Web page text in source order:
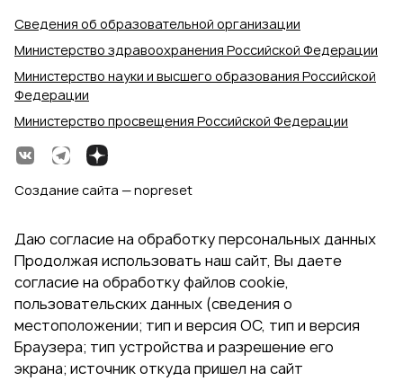
Сведения об образовательной организации
Министерство здравоохранения Российской Федерации
Министерство науки и высшего образования Российской
Федерации
Министерство просвещения Российской Федерации
Создание сайта — nopreset
Даю согласие на обработку персональных данных
Продолжая использовать наш сайт, Вы даете
согласие на обработку файлов cookie,
пользовательских данных (сведения о
местоположении; тип и версия ОС, тип и версия
Браузера; тип устройства и разрешение его
экрана; источник откуда пришел на сайт